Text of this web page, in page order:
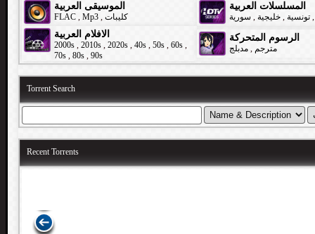
الموسيقى العربية
FLAC , Mp3 , كليبات
المسلسلات العربية
, تونسية , خليجية , سورية
الافلام العربية
2000s , 2010s , 2020s , 40s , 50s , 60s ,
70s , 80s , 90s
الرسوم المتحركة
مترجم , مدبلج
Torrent Search
Recent Torrents